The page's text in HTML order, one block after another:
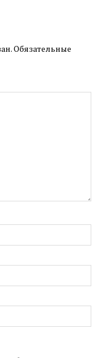
Обязательные